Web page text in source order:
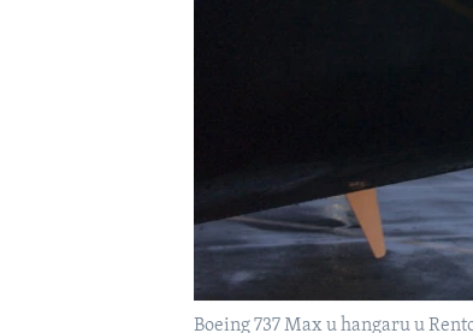
Boeing 737 Max u hangaru u